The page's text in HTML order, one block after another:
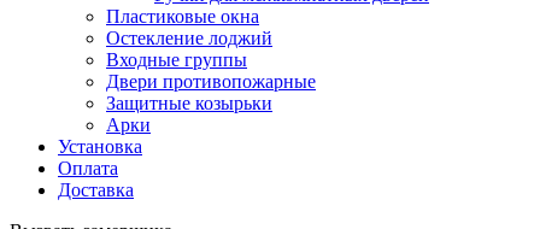
Пластиковые окна
Остекление лоджий
Входные группы
Двери противопожарные
Защитные козырьки
Арки
Установка
Оплата
Доставка